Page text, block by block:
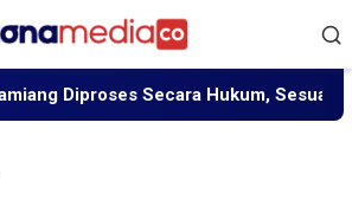
Hukum, Sesuai UU Nomor 12